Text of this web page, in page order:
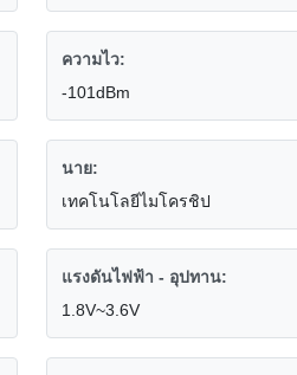
ความไว:
-101dBm
นาย:
เทคโนโลยีไมโครชิป
แรงดันไฟฟ้า - อุปทาน:
1.8V~3.6V